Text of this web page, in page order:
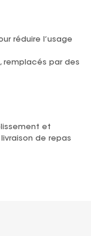
réduire l’usage
, remplacés par des
et
de repas